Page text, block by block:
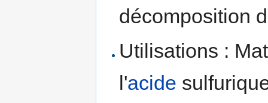
décomposition
Utilisations :
l'acide